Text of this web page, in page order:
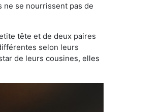
se nourrissent pas de
tête et de deux paires
selon leurs
de leurs cousines, elles